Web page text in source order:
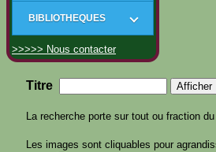
BIBLIOTHEQUES
>>>>> Nous contacter
Titre
La recherche porte sur tout ou fraction
Les images sont cliquables pour